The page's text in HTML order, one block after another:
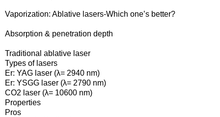
Vaporization: Ablative lasers-Which one’s better?
Absorption & penetration depth
Traditional ablative laser
Types of lasers
Er: YAG laser (λ= 2940 nm)
Er: YSGG laser (λ= 2790 nm)
CO2 laser (λ= 10600 nm)
Properties
Pros